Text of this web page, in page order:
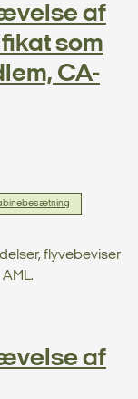
af
som
CA-
flyvebeviser
af